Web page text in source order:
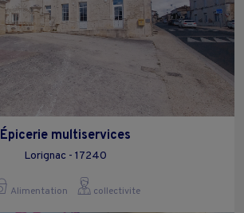
Épicerie multiservices
Lorignac - 17240
Alimentation collectivite